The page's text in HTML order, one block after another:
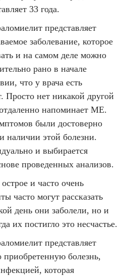
33 года.
представляет
заболевание, которое
и на самом деле можно
рано в начале
что у врача есть
Просто нет никакой другой
напоминает ME.
были достоверно
наличии этой болезни.
и выбирается
проведенных анализов.
и часто очень
часто могут рассказать
день они заболели, но и
их постигло это несчастье.
представляет
болезнь,
которая